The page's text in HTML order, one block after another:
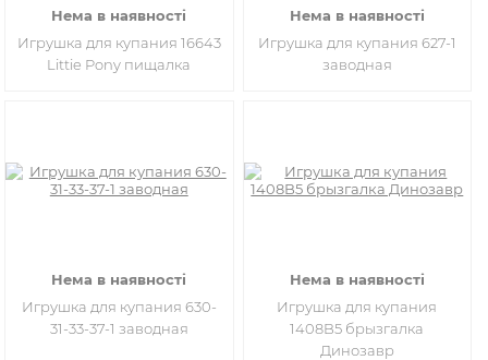
Нема в наявності
Игрушка для купания 16643
Littie Pony пищалка
Нема в наявності
Игрушка для купания 627-1
заводная
Нема в наявності
Игрушка для купания 630-
31-33-37-1 заводная
Нема в наявності
Игрушка для купания
1408B5 брызгалка
Динозавр